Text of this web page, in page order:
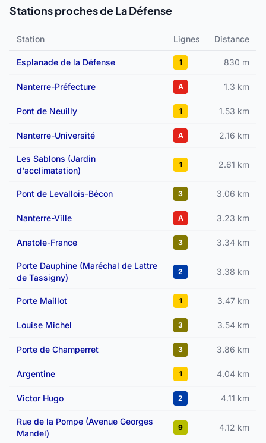
Stations proches de La Défense
Station Lignes Distance
Esplanade de la Défense 1 830 m
Nanterre-Préfecture A 1.3 km
Pont de Neuilly 1 1.53 km
Nanterre-Université A 2.16 km
Les Sablons (Jardin
d'acclimatation)
1 2.61 km
Pont de Levallois-Bécon 3 3.06 km
Nanterre-Ville A 3.23 km
Anatole-France 3 3.34 km
Porte Dauphine (Maréchal de Lattre
de Tassigny)
2 3.38 km
Porte Maillot 1 3.47 km
Louise Michel 3 3.54 km
Porte de Champerret 3 3.86 km
Argentine 1 4.04 km
Victor Hugo 2 4.11 km
Rue de la Pompe (Avenue Georges
Mandel)
9 4.12 km